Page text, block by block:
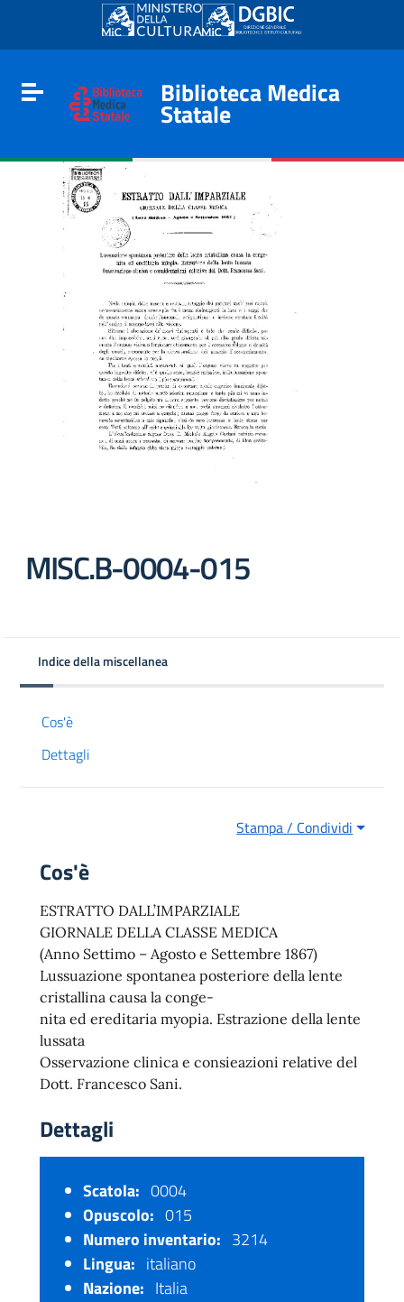
Go to content
Go to the navigation menu
Go to the footer
Toggle navigation
Biblioteca Medica
Statale
MISC.B-0004-015
Indice della miscellanea
Cos'è
Dettagli
Stampa / Condividi
Cos'è
ESTRATTO DALL’IMPARZIALE
GIORNALE DELLA CLASSE MEDICA
(Anno Settimo – Agosto e Settembre 1867)
Lussuazione spontanea posteriore della lente
cristallina causa la conge-
nita ed ereditaria myopia. Estrazione della lente
lussata
Osservazione clinica e consieazioni relative del
Dott. Francesco Sani.
Dettagli
Scatola: 0004
Opuscolo: 015
Numero inventario: 3214
Lingua: italiano
Nazione: Italia